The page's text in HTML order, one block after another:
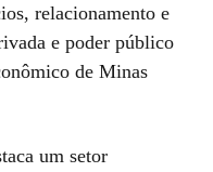
relacionamento e
e poder público
de Minas
um setor